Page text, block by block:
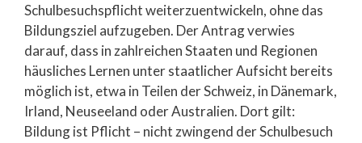
Schulbesuchspflicht weiterzuentwickeln, ohne das
Bildungsziel aufzugeben. Der Antrag verwies
darauf, dass in zahlreichen Staaten und Regionen
häusliches Lernen unter staatlicher Aufsicht bereits
möglich ist, etwa in Teilen der Schweiz, in Dänemark,
Irland, Neuseeland oder Australien. Dort gilt:
Bildung ist Pflicht – nicht zwingend der Schulbesuch